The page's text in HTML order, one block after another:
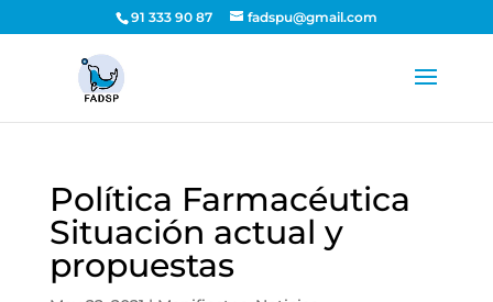
91 333 90 87 fadspu@gmail.com
Política Farmacéutica
Situación actual y
propuestas